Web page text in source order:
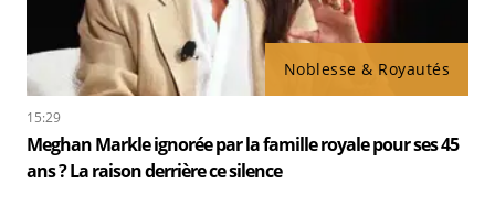
Noblesse & Royautés
15:29
Meghan Markle ignorée par la famille royale pour ses 45
ans ? La raison derrière ce silence